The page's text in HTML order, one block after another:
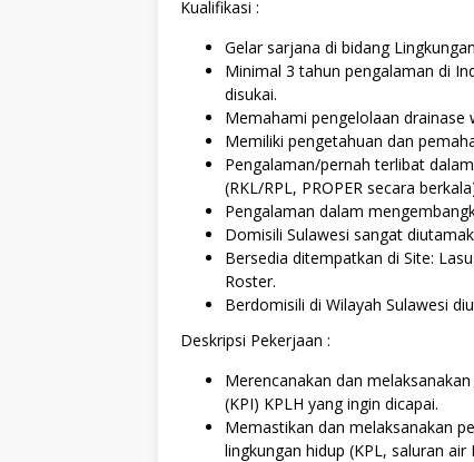
Kualifikasi :
Gelar sarjana di bidang Lingkungan
Minimal 3 tahun pengalaman di
disukai.
Memahami pengelolaan
Memiliki pengetahuan dan
Pengalaman/pernah terlibat
(RKL/RPL, PROPER secara
Pengalaman dalam
Domisili Sulawesi sangat
Bersedia ditempatkan di Site:
Roster.
Berdomisili di Wilayah Sulawesi
Deskripsi Pekerjaan :
Merencanakan dan
(KPI) KPLH yang ingin dicapai.
Memastikan dan melaksanakan
lingkungan hidup (KPL, saluran